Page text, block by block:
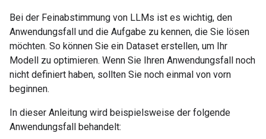
Bei der Feinabstimmung von LLMs ist es wichtig, den
Anwendungsfall und die Aufgabe zu kennen, die Sie lösen
möchten. So können Sie ein Dataset erstellen, um Ihr
Modell zu optimieren. Wenn Sie Ihren Anwendungsfall noch
nicht definiert haben, sollten Sie noch einmal von vorn
beginnen.
In dieser Anleitung wird beispielsweise der folgende
Anwendungsfall behandelt: